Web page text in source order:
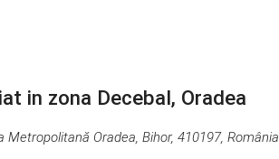
in zona Decebal, Oradea
Oradea, Bihor, 410197, România